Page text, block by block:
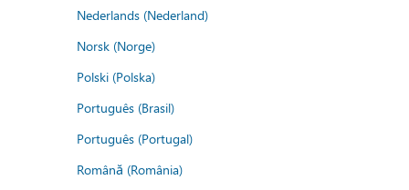
Nederlands (Nederland)
Norsk (Norge)
Polski (Polska)
Português (Brasil)
Português (Portugal)
Română (România)